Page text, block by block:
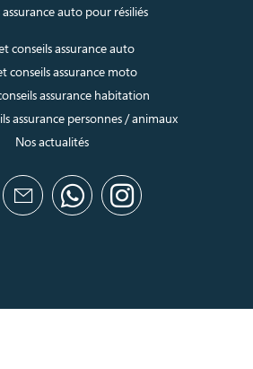
assurance auto pour résiliés
conseils assurance auto
conseils assurance moto
assurance habitation
assurance personnes / animaux
Nos actualités